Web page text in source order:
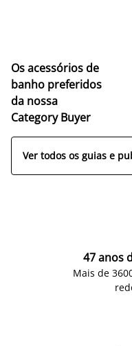
Os acessórios de
banho preferidos
da nossa
Category Buyer
Ver todos os guias e
47 anos
Mais de